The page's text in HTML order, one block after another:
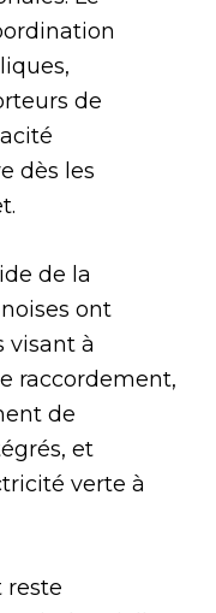
de
dès les
de la
ont
visant à
raccordement,
de
et
verte à
reste